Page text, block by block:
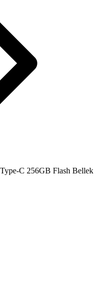
C 256GB Flash Bellek